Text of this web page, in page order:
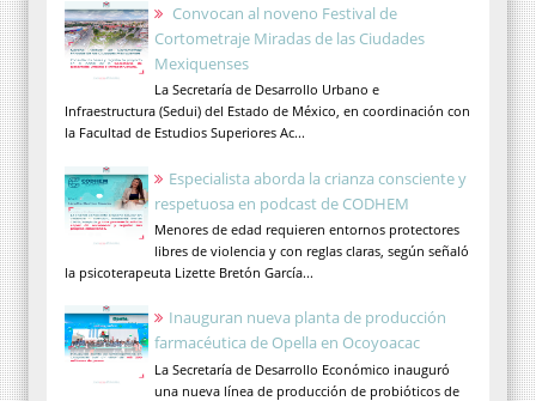
Convocan al noveno Festival de
Cortometraje Miradas de las Ciudades
Mexiquenses
La Secretaría de Desarrollo Urbano e
Infraestructura (Sedui) del Estado de México, en coordinación con
la Facultad de Estudios Superiores Ac...
Especialista aborda la crianza consciente y
respetuosa en podcast de CODHEM
Menores de edad requieren entornos protectores
libres de violencia y con reglas claras, según señaló
la psicoterapeuta Lizette Bretón García...
Inauguran nueva planta de producción
farmacéutica de Opella en Ocoyoacac
La Secretaría de Desarrollo Económico inauguró
una nueva línea de producción de probióticos de